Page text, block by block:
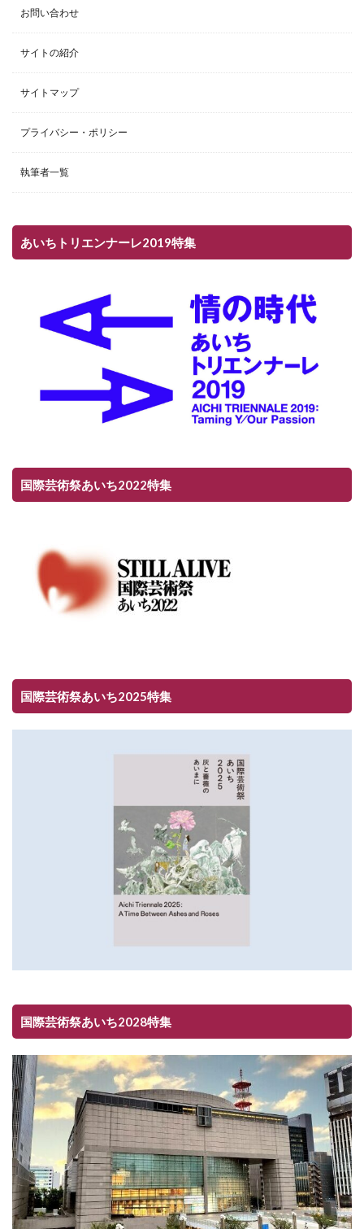
お問い合わせ
サイトの紹介
サイトマップ
プライバシー・ポリシー
執筆者一覧
あいちトリエンナーレ2019特集
国際芸術祭あいち2022特集
国際芸術祭あいち2025特集
国際芸術祭あいち2028特集